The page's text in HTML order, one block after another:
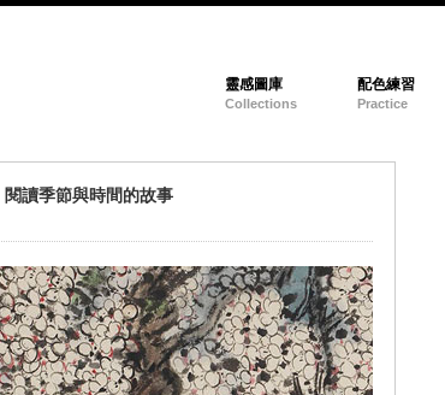
靈感圖庫
Collections
配色練習
Practice
閱讀季節與時間的故事